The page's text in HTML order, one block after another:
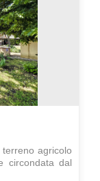
agricolo
circondata dal